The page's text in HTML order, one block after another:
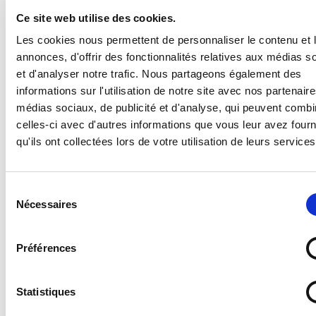
Ce site web utilise des cookies.
Les cookies nous permettent de personnaliser le contenu et
annonces, d'offrir des fonctionnalités relatives aux médias
et d'analyser notre trafic. Nous partageons également des
informations sur l'utilisation de notre site avec nos
médias sociaux, de publicité et d'analyse, qui peuvent
celles-ci avec d'autres informations que vous leur avez
qu'ils ont collectées lors de votre utilisation de leurs
Nécessaires
Préférences
Statistiques
Panneau Défense d'uriner
Supports disponibles :
- Forex 2 mm (pvc expansé pour un panneau en
- Vitrophanie (autocollant à poser sur une vitre en
intérieur pour une visibilité de l'extérieur)
- Vinyle adhésif (autocollant standard)
Quel support choisir ?